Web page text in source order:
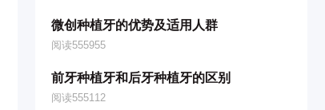
微创种植牙的优势及适用人群
阅读555955
前牙种植牙和后牙种植牙的区别
阅读555112